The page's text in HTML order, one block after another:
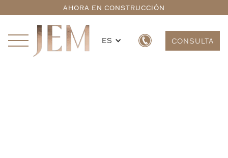
ES CONSULTA
AHORA EN CONSTRUCCIÓN